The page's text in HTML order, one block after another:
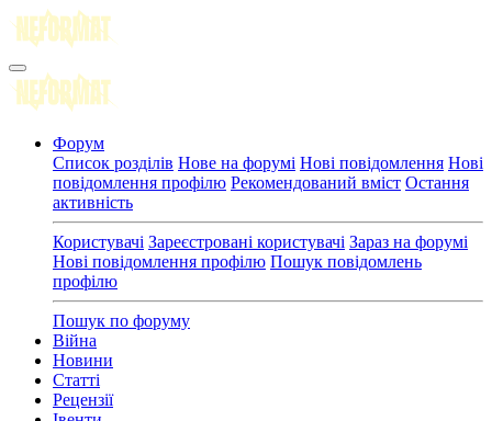
Форум
Список розділів Нове на форумі Нові повідомлення Нові
повідомлення профілю Рекомендований вміст Остання
активність
Користувачі Зареєстровані користувачі Зараз на форумі
Нові повідомлення профілю Пошук повідомлень
профілю
Пошук по форуму
Війна
Новини
Статті
Рецензії